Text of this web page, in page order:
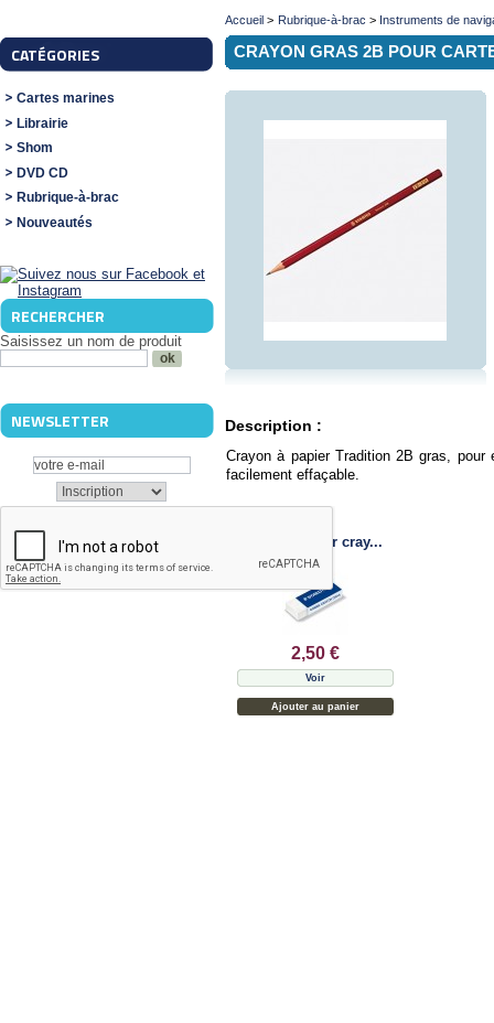
CATÉGORIES
Cartes marines
Librairie
Shom
DVD CD
Rubrique-à-brac
Nouveautés
RECHERCHER
Saisissez un nom de produit
NEWSLETTER
Accueil > Rubrique-à-brac > Instruments de
CRAYON GRAS 2B POUR
Description :
Crayon à papier Tradition 2B gras,
facilement effaçable.
Gomme pour cray...
2,50 €
Voir
Ajouter au panier